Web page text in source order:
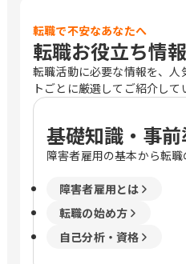
転職で不安なあなたへ
転職お役立ち情報
転職活動に必要な情報を、
トごとに厳選してご紹介して
基礎知識・事
障害者雇用の基本から転職
障害者雇用とは
転職の始め方
自己分析・資格